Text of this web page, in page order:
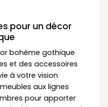
pour un décor
bohème gothique
et des accessoires
à votre vision
aux lignes
pour apporter